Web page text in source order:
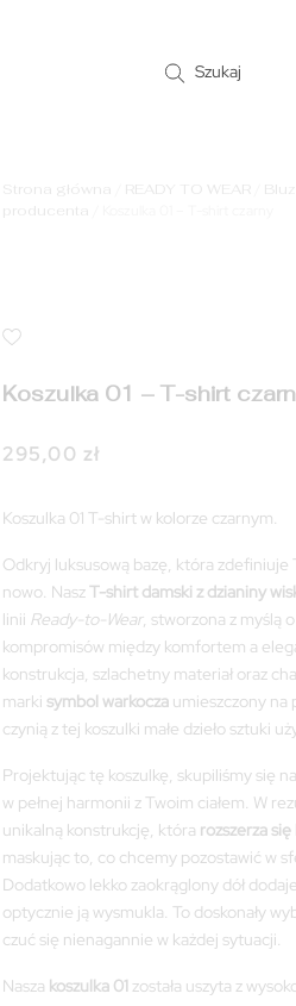
Szukaj
Strona główna READY TO WEAR
producenta
Koszulka 01 – T-shirt
295,00 zł
Koszulka 01 T-shirt w kolorze czarnym.
Odkryj luksusową bazę, która zdefiniuje
nowo. NaszT-shirt damski z dzianiny
linii Ready-to-Wear, stworzona z myślą
kompromisów między komfortem a
konstrukcja, szlachetny materiał oraz
marki symbol warkocza umieszczony na
czynią z tej koszulki małe dzieło sztuki
Projektując tę koszulkę, skupiliśmy się
w pełnej harmonii z Twoim ciałem. W
unikalną konstrukcję, która rozszerza się
maskując to, co chcemy pozostawić w
Dodatkowo lekko zaokrąglony dół
optycznie ją wysmukla. To doskonały
czuć się nienagannie w każdej sytuacji.
Nasza koszulka 01 została uszyta z